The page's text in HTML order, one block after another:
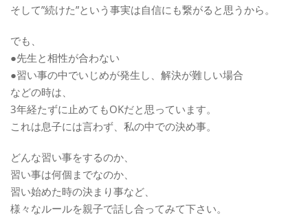
そして”続けた”という事実は自信にも繋がると思うから。
でも、
●先生と相性が合わない
●習い事の中でいじめが発生し、解決が難しい場合
などの時は、
3年経たずに止めてもOKだと思っています。
これは息子には言わず、私の中での決め事。
どんな習い事をするのか、
習い事は何個までなのか、
習い始めた時の決まり事など、
様々なルールを親子で話し合ってみて下さい。